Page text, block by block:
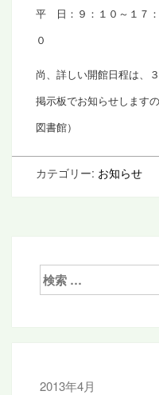
平 日：９：１０～１７
０
尚、詳しい開館日程は、
掲示板でお知らせします
図書館）
カテゴリー: お知らせ
検
索:
2013年4月